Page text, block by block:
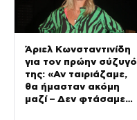
Άριελ Κωνσταντινίδη
για τον πρώην σύζυγό
της: «Αν ταιριάζαμε,
θα ήμασταν ακόμη
μαζί – Δεν φτάσαμε